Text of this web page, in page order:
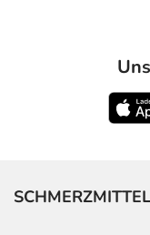
SCHMERZMITTEL